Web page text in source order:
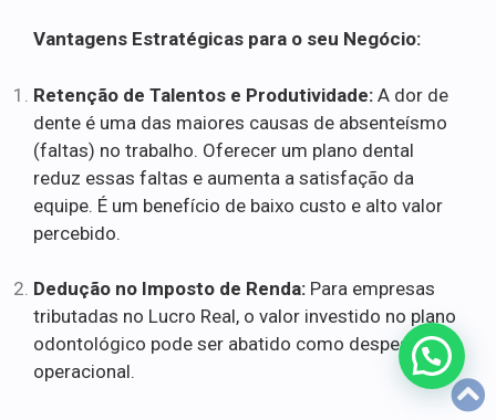
Vantagens Estratégicas para o seu Negócio:
Retenção de Talentos e Produtividade: A dor de
dente é uma das maiores causas de absenteísmo
(faltas) no trabalho. Oferecer um plano dental
reduz essas faltas e aumenta a satisfação da
equipe. É um benefício de baixo custo e alto valor
percebido.
Dedução no Imposto de Renda: Para empresas
tributadas no Lucro Real, o valor investido no plano
odontológico pode ser abatido como despesa
operacional.